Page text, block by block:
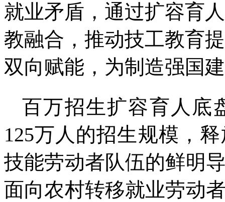
就业矛盾，通过扩容育
教融合，推动技工教育
双向赋能，为制造强国
百万招生扩容育人底
125万人的招生规模，
技能劳动者队伍的鲜明
面向农村转移就业劳动